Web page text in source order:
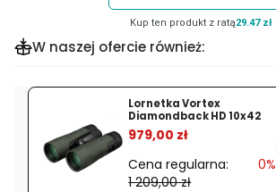
Shimoda
Starter
Kit
Kup ten produkt z ratą29.47 zł
W naszej ofercie również:
Lornetka Vortex
Diamondback HD 10x42
979,00 zł
Cena regularna:
1 209,00 zł
0%